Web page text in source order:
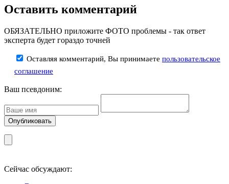
Оставить комментарий
ОБЯЗАТЕЛЬНО приложите ФОТО проблемы - так ответ
эксперта будет гораздо точней
Оставляя комментарий, Вы принимаете пользовательское
соглашение
Ваш псевдоним:
Сейчас обсуждают: